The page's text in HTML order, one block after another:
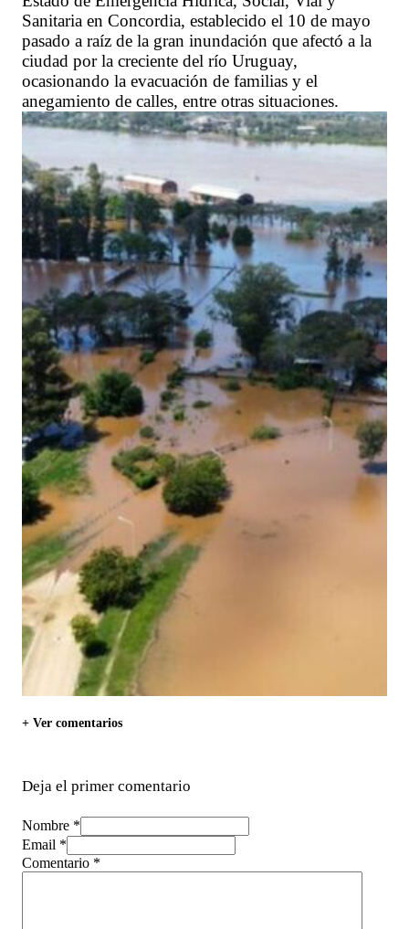
Sanitaria en Concordia, establecido el 10 de mayo
pasado a raíz de la gran inundación que afectó a la
ciudad por la creciente del río Uruguay,
ocasionando la evacuación de familias y el
anegamiento de calles, entre otras situaciones.
+ Ver comentarios
Deja el primer comentario
Nombre *
Email *
Comentario *